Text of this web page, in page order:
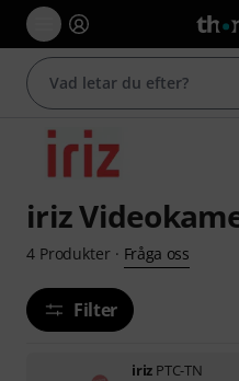
iriz
4 Produkter· Fråga oss
Filter
iriz PTC-TN